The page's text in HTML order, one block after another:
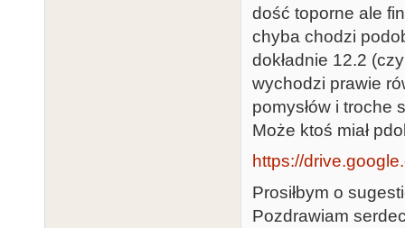
dość toporne ale
chyba chodzi
dokładnie 12.2
wychodzi prawie
pomysłów i troche
Może ktoś miał
https://
Prosiłbym o
Pozdrawiam